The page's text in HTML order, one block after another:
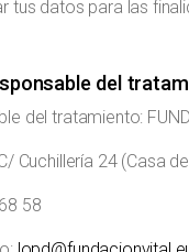
tus datos para las
del
del tratamiento:
Cuchillería 24 (Casa
58